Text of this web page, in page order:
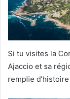
Si tu visites la
Ajaccio et sa
remplie